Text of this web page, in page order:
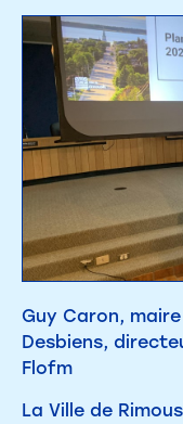
Guy Caron,
Desbiens,
Flofm
La Ville de